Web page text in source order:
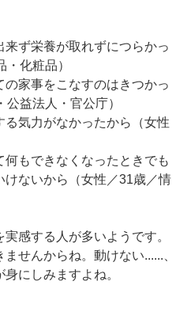
来ず栄養が取れずにつらかっ
化粧品）
の家事をこなすのはきつかっ
益法人・官公庁）
る気力がなかったから（女性
何もできなくなったときでも
けないから（女性／31歳／情
感する人が多いようです。
せんからね。動けない......、
にしみますよね。